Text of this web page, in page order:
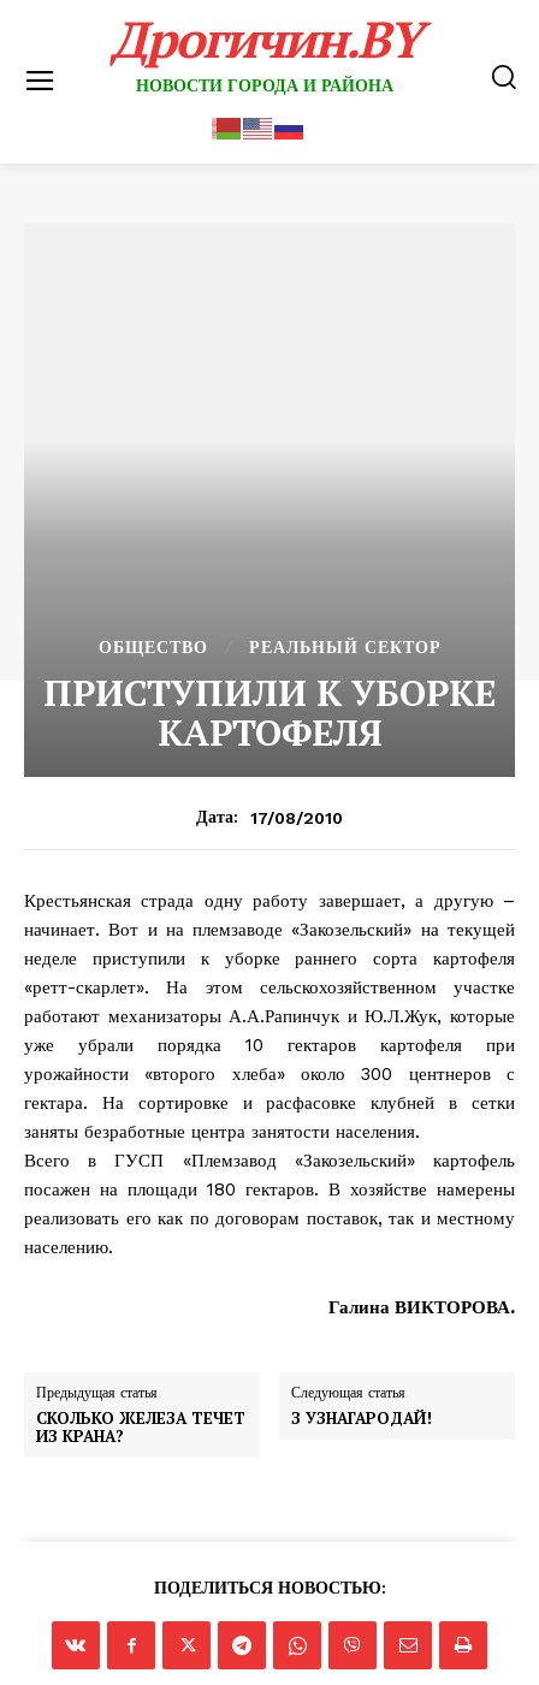
Дрогичин.BY
НОВОСТИ ГОРОДА И РАЙОНА
ОБЩЕСТВО РЕАЛЬНЫЙ СЕКТОР
ПРИСТУПИЛИ К УБОРКЕ
КАРТОФЕЛЯ
Дата: 17/08/2010
Крестьянская страда одну работу завершает, а другую –
начинает. Вот и на племзаводе «Закозельский» на текущей
неделе приступили к уборке раннего сорта картофеля
«ретт-скарлет». На этом сельскохозяйственном участке
работают механизаторы А.А.Рапинчук и Ю.Л.Жук, которые
уже убрали порядка 10 гектаров картофеля при
урожайности «второго хлеба» около 300 центнеров с
гектара. На сортировке и расфасовке клубней в сетки
заняты безработные центра занятости населения.
Всего в ГУСП «Племзавод «Закозельский» картофель
посажен на площади 180 гектаров. В хозяйстве намерены
реализовать его как по договорам поставок, так и местному
населению.
Галина ВИКТОРОВА.
Предыдущая статья
СКОЛЬКО ЖЕЛЕЗА ТЕЧЕТ
ИЗ КРАНА?
Следующая статья
З УЗНАГАРОДАЙ!
ПОДЕЛИТЬСЯ НОВОСТЬЮ: